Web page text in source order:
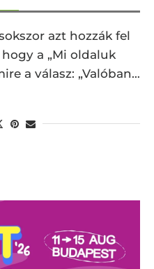
azt hozzák fel
hogy a „Mi oldaluk
a válasz: „Valóban…